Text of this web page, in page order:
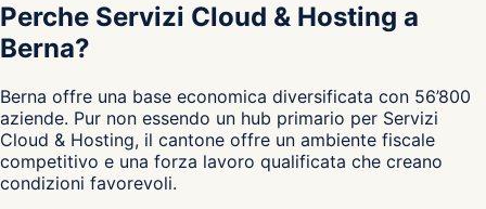
Perche Servizi Cloud & Hosting a
Berna?
Berna offre una base economica diversificata con 56’800
aziende. Pur non essendo un hub primario per Servizi
Cloud & Hosting, il cantone offre un ambiente fiscale
competitivo e una forza lavoro qualificata che creano
condizioni favorevoli.